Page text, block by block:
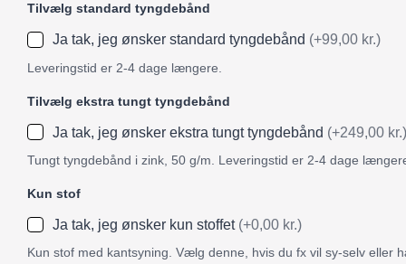
Tilvælg standard tyngdebånd
Ja tak, jeg ønsker standard tyngdebånd (+99,00 kr.)
Leveringstid er 2-4 dage længere.
Tilvælg ekstra tungt tyngdebånd
Ja tak, jeg ønsker ekstra tungt tyngdebånd (+249,00 kr.)
Tungt tyngdebånd i zink, 50 g/m. Leveringstid er 2-4 dage
Kun stof
Ja tak, jeg ønsker kun stoffet (+0,00 kr.)
Kun stof med kantsyning. Vælg denne, hvis du fx vil sy-selv eller